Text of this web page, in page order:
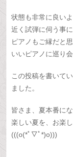
状態も非常に良いよ
近く試弾に伺う事に
ピアノもご縁だと思
いいピアノに巡り
この投稿を書いて
ました。
皆さま、夏本番にな
楽しい夏を、お楽
(((o(*ﾟ▽ﾟ*)o)))